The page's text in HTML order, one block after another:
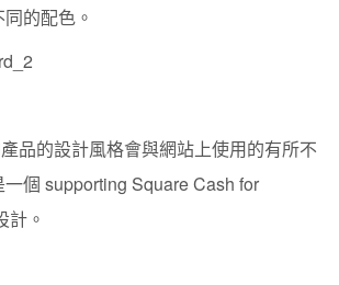
的配色。
品的設計風格會與網站上使用的有所不
個 supporting Square Cash for
計。